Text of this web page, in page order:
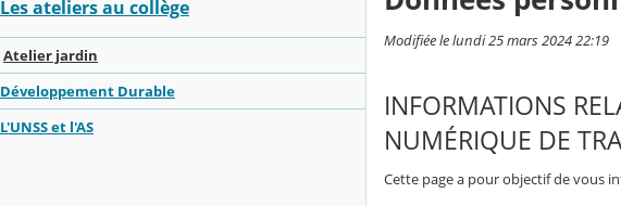
Les ateliers au collège
Atelier jardin
Développement Durable
L'UNSS et l'AS
Modifiée le lundi 25 mars 2024 22:19
INFORMATIONS
NUMÉRIQUE DE
Cette page a pour objectif de vous